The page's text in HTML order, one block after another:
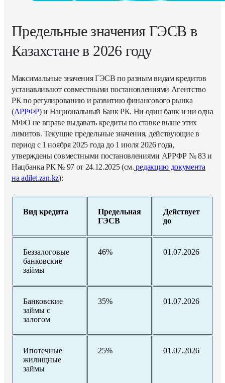
Предельные значения ГЭСВ в
Казахстане в 2026 году
Максимальные значения ГЭСВ по разным видам кредитов
устанавливают совместными постановлениями Агентство
РК по регулированию и развитию финансового рынка
(АРРФР) и Национальный Банк РК. Ни один банк и ни одна
МФО не вправе выдавать кредиты по ставке выше этих
лимитов. Текущие предельные значения, действующие в
период с 1 ноября 2025 года до 1 июля 2026 года,
утверждены совместными постановлениями АРРФР № 83 и
Нацбанка РК № 97 от 24.12.2025 (см. редакцию документа
на adilet.zan.kz):
Вид кредита
Предельная
ГЭСВ
Действует
до
Беззалоговые
банковские
займы
46% 01.07.2026
Банковские
займы с
залогом
35% 01.07.2026
Ипотечные
жилищные
займы
25% 01.07.2026